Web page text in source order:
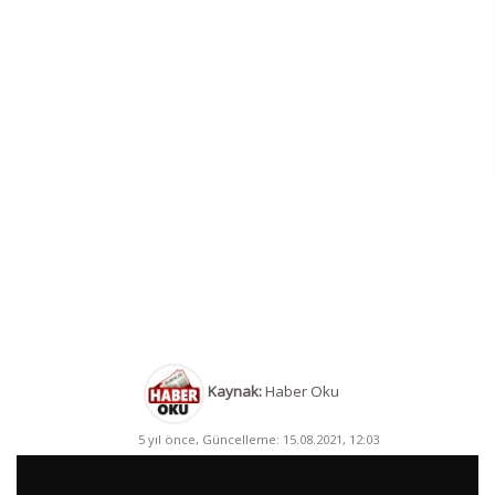
Kaynak:Haber Oku
5 yıl önce, Güncelleme: 15.08.2021, 12:03